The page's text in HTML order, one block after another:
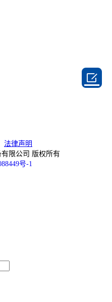
法律声明
限公司 版权所有
号-1
